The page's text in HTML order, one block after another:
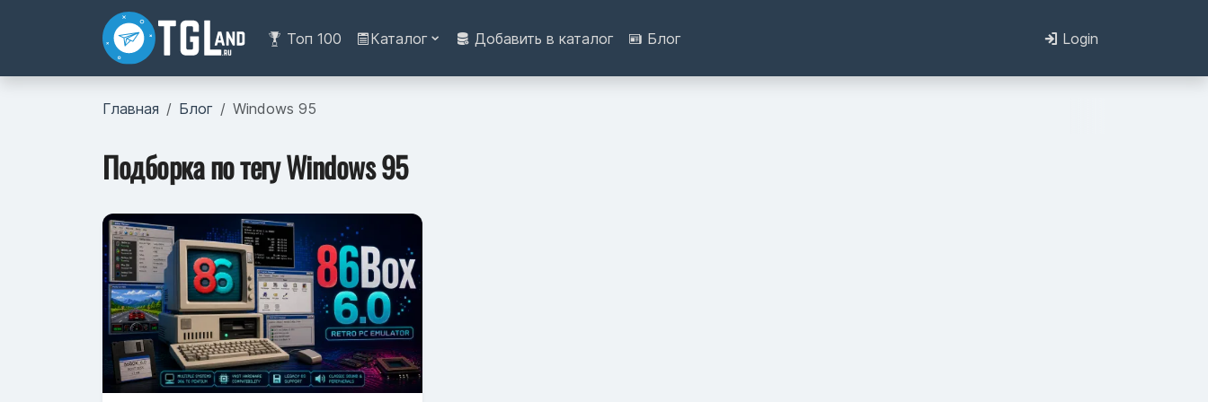
Топ 100 Каталог Добавить в каталог Блог Login
Главная Блог Windows 95
Подборка по тегу Windows 95